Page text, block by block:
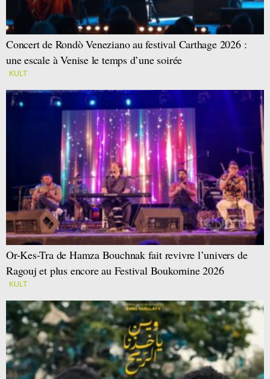
Concert de Rondò Veneziano au festival Carthage 2026 :
une escale à Venise le temps d’une soirée
KULT
Or-Kes-Tra de Hamza Bouchnak fait revivre l’univers de
Ragouj et plus encore au Festival Boukornine 2026
KULT